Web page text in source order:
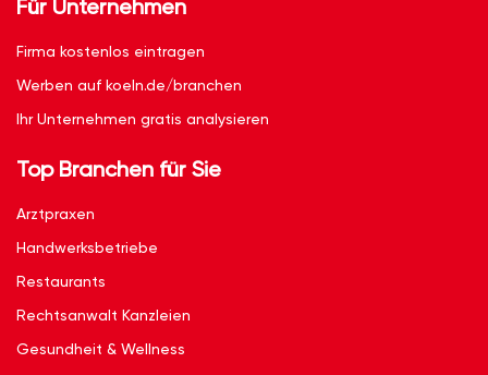
Für Unternehmen
Firma kostenlos eintragen
Werben auf koeln.de/branchen
Ihr Unternehmen gratis analysieren
Top Branchen für Sie
Arztpraxen
Handwerksbetriebe
Restaurants
Rechtsanwalt Kanzleien
Gesundheit & Wellness